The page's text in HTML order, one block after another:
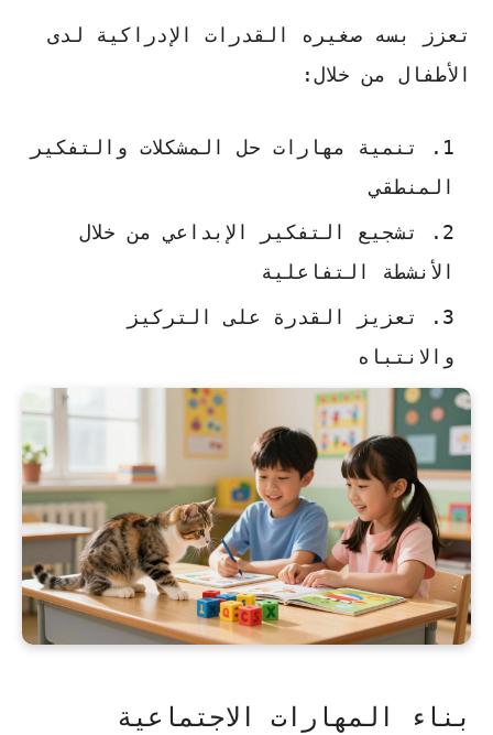
تعزز بسه صغيره القدرات الإدراكية لدى
الأطفال من خلال:
تنمية مهارات حل المشكلات والتفكير
المنطقي
تشجيع التفكير الإبداعي من خلال
الأنشطة التفاعلية
تعزيز القدرة على التركيز
والانتباه
بناء المهارات الاجتماعية